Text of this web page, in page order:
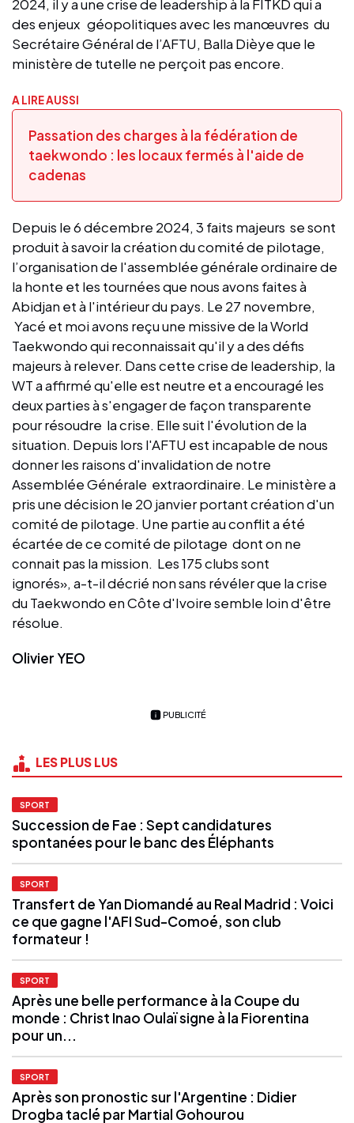
2024, il y a une crise de leadership à la FITKD qui a
des enjeux géopolitiques avec les manœuvres du
Secrétaire Général de l’AFTU, Balla Dièye que le
ministère de tutelle ne perçoit pas encore.
A LIRE AUSSI
Passation des charges à la fédération de
taekwondo : les locaux fermés à l'aide de
cadenas
Depuis le 6 décembre 2024, 3 faits majeurs se sont
produit à savoir la création du comité de pilotage,
l’organisation de l'assemblée générale ordinaire de
la honte et les tournées que nous avons faites à
Abidjan et à l'intérieur du pays. Le 27 novembre,
Yacé et moi avons reçu une missive de la World
Taekwondo qui reconnaissait qu'il y a des défis
majeurs à relever. Dans cette crise de leadership, la
WT a affirmé qu'elle est neutre et a encouragé les
deux parties à s'engager de façon transparente
pour résoudre la crise. Elle suit l'évolution de la
situation. Depuis lors l'AFTU est incapable de nous
donner les raisons d'invalidation de notre
Assemblée Générale extraordinaire. Le ministère a
pris une décision le 20 janvier portant création d'un
comité de pilotage. Une partie au conflit a été
écartée de ce comité de pilotage dont on ne
connait pas la mission. Les 175 clubs sont
ignorés», a-t-il décrié non sans révéler que la crise
du Taekwondo en Côte d'Ivoire semble loin d'être
résolue.
Olivier YEO
PUBLICITÉ
LES PLUS LUS
SPORT
Succession de Fae : Sept candidatures
spontanées pour le banc des Éléphants
SPORT
Transfert de Yan Diomandé au Real Madrid : Voici
ce que gagne l'AFI Sud-Comoé, son club
formateur !
SPORT
Après une belle performance à la Coupe du
monde : Christ Inao Oulaï signe à la Fiorentina
pour un...
SPORT
Après son pronostic sur l'Argentine : Didier
Drogba taclé par Martial Gohourou